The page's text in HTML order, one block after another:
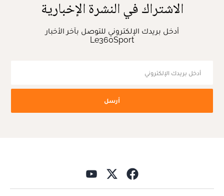
الاشتراك في النشرة الإخبارية
أدخل بريدك الإلكتروني للتوصل بآخر الأخبار
Le360Sport
أرسل